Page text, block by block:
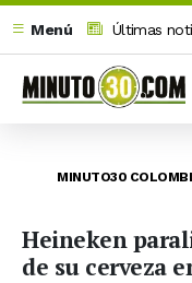
Menú
Últimas
MINUTO30
Heineken
de su cerveza